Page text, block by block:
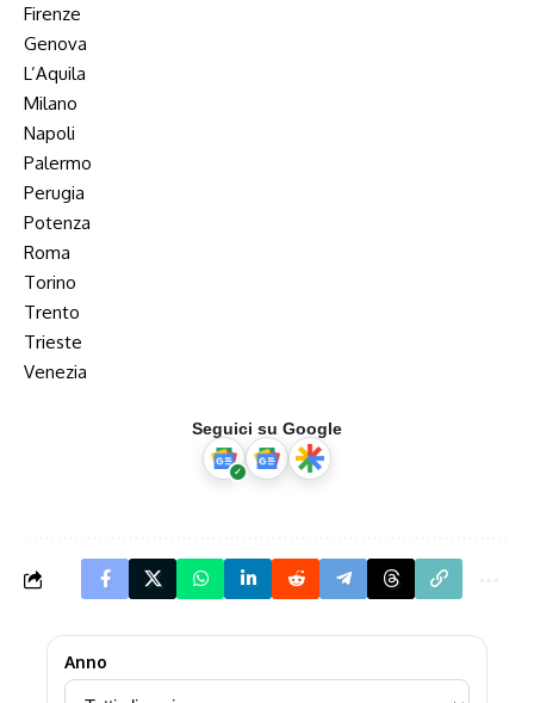
Firenze
Genova
L’Aquila
Milano
Napoli
Palermo
Perugia
Potenza
Roma
Torino
Trento
Trieste
Venezia
Seguici su Google
Anno